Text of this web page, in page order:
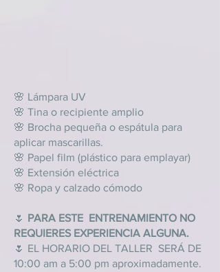
🌸 Lámpara UV
🌸 Tina o recipiente amplio
🌸 Brocha pequeña o espátula para
aplicar mascarillas.
🌸 Papel film (plástico para emplayar)
🌸 Extensión eléctrica
🌸 Ropa y calzado cómodo
🌷 PARA ESTE ENTRENAMIENTO NO
REQUIERES EXPERIENCIA ALGUNA.
🌷 EL HORARIO DEL TALLER SERÁ DE
10:00 am a 5:00 pm aproximadamente.